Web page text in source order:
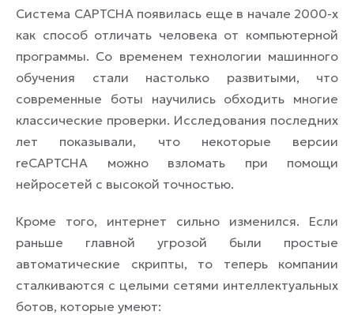
Система CAPTCHA появилась еще в начале 2000-х
как способ отличать человека от компьютерной
программы. Со временем технологии машинного
обучения стали настолько развитыми, что
современные боты научились обходить многие
классические проверки. Исследования последних
лет показывали, что некоторые версии
reCAPTCHA можно взломать при помощи
нейросетей с высокой точностью.
Кроме того, интернет сильно изменился. Если
раньше главной угрозой были простые
автоматические скрипты, то теперь компании
сталкиваются с целыми сетями интеллектуальных
ботов, которые умеют: